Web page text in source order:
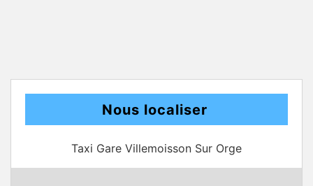
Nous localiser
Taxi Gare Villemoisson Sur Orge